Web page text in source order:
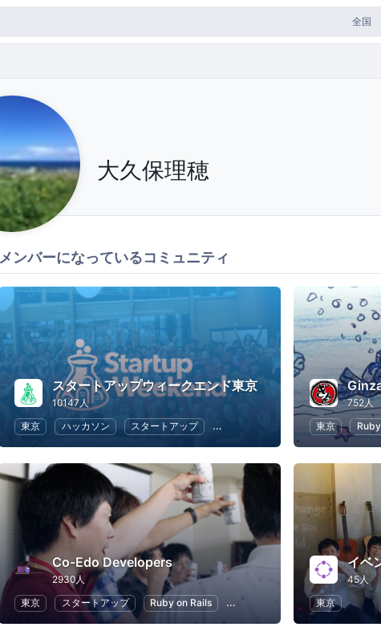
大久保理穂
メンバーになっているコミュニティ
スタートアップウィークエンド東京
10147人
東京
ハッカソン スタートアップ デザイン マーケティング ビ
752人
東京
Ruby
Co-Edo Developers
2930人
東京
スタートアップ Ruby on Rails Git プログラミング アプ
イベ
45人
東京